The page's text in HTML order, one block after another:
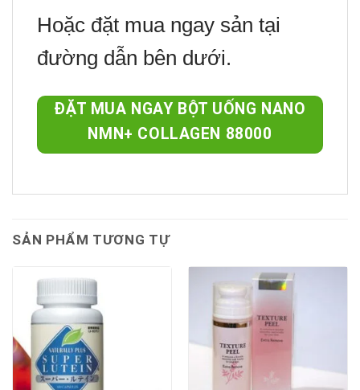
Hoặc đặt mua ngay sản tại
đường dẫn bên dưới.
ĐẶT MUA NGAY BỘT UỐNG NANO
NMN+ COLLAGEN 88000
SẢN PHẨM TƯƠNG TỰ